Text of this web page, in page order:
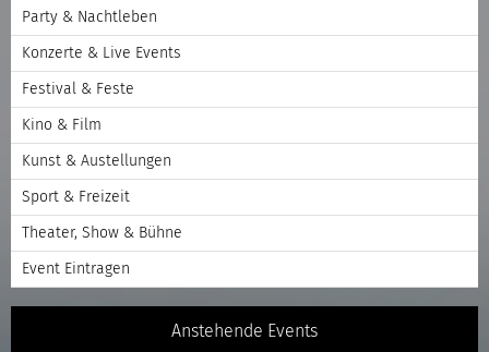
Party & Nachtleben
Konzerte & Live Events
Festival & Feste
Kino & Film
Kunst & Austellungen
Sport & Freizeit
Theater, Show & Bühne
Event Eintragen
Anstehende Events